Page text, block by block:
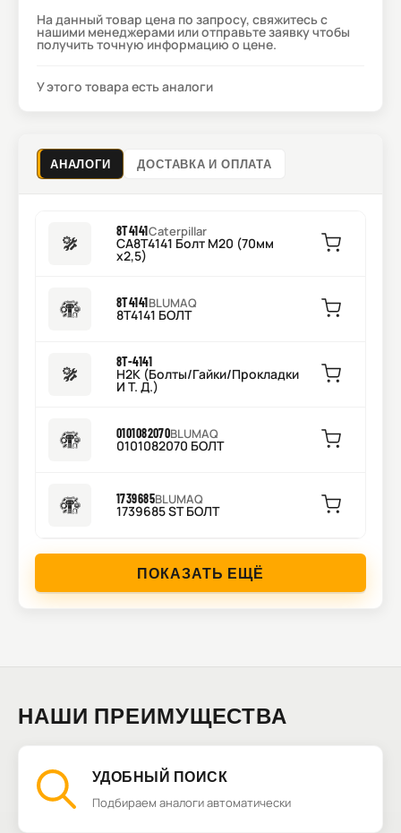
На данный товар цена по запросу, свяжитесь с
нашими менеджерами или отправьте заявку чтобы
получить точную информацию о цене.
У этого товара есть аналоги
АНАЛОГИ ДОСТАВКА И ОПЛАТА
8T4141Caterpillar
CA8T4141 Болт M20 (70мм
x2,5)
8T4141BLUMAQ
8T4141 БОЛТ
8T-4141
H2K (Болты/Гайки/Прокладки
И Т. Д.)
0101082070BLUMAQ
0101082070 БОЛТ
1739685BLUMAQ
1739685 ST БОЛТ
ПОКАЗАТЬ ЕЩЁ
НАШИ ПРЕИМУЩЕСТВА
УДОБНЫЙ ПОИСК
Подбираем аналоги автоматически